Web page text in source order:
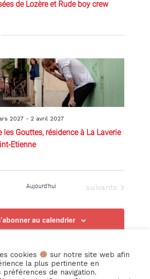
de Lozère et Rude boy crew
les Gouttes, résidence à La Laverie
Etienne
2027 - 2 avril 2027
Aujourd’hui Évènements
suivants
au calendrier
cookies
sur notre site web afin
la plus pertinente en
préférences de navigation.